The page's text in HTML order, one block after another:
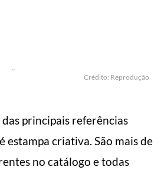
Crédito: Reprodução
das principais referências
estampa criativa. São mais de
no catálogo e todas